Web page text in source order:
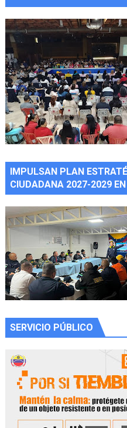
IMPULSAN PLAN
CIUDADANA 2027-2029
SERVICIO PÚBLICO